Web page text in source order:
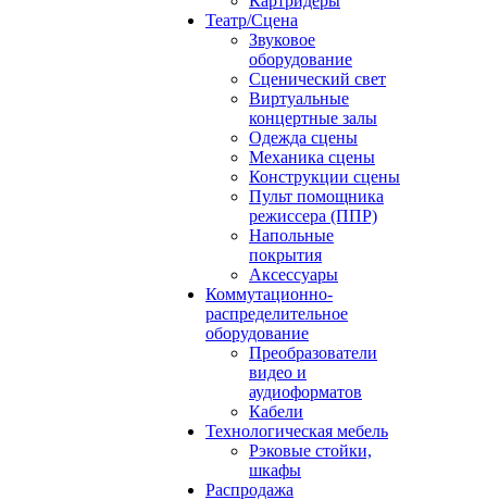
Театр/Сцена
Звуковое
оборудование
Сценический свет
Виртуальные
концертные залы
Одежда сцены
Механика сцены
Конструкции сцены
Пульт помощника
режиссера (ППР)
Напольные
покрытия
Аксессуары
Коммутационно-
распределительное
оборудование
Преобразователи
видео и
аудиоформатов
Кабели
Технологическая мебель
Рэковые стойки,
шкафы
Распродажа